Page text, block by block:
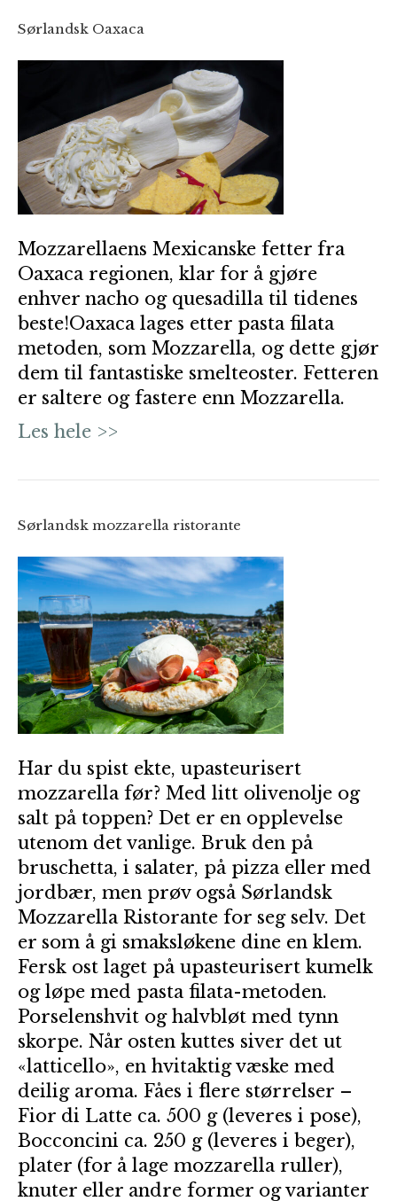
Sørlandsk Oaxaca
Mozzarellaens Mexicanske fetter fra
Oaxaca regionen, klar for å gjøre
enhver nacho og quesadilla til tidenes
beste!Oaxaca lages etter pasta filata
metoden, som Mozzarella, og dette gjør
dem til fantastiske smelteoster. Fetteren
er saltere og fastere enn Mozzarella.
Les hele >>
Sørlandsk mozzarella ristorante
Har du spist ekte, upasteurisert
mozzarella før? Med litt olivenolje og
salt på toppen? Det er en opplevelse
utenom det vanlige. Bruk den på
bruschetta, i salater, på pizza eller med
jordbær, men prøv også Sørlandsk
Mozzarella Ristorante for seg selv. Det
er som å gi smaksløkene dine en klem.
Fersk ost laget på upasteurisert kumelk
og løpe med pasta filata-metoden.
Porselenshvit og halvbløt med tynn
skorpe. Når osten kuttes siver det ut
«latticello», en hvitaktig væske med
deilig aroma. Fåes i flere størrelser –
Fior di Latte ca. 500 g (leveres i pose),
Bocconcini ca. 250 g (leveres i beger),
plater (for å lage mozzarella ruller),
knuter eller andre former og varianter